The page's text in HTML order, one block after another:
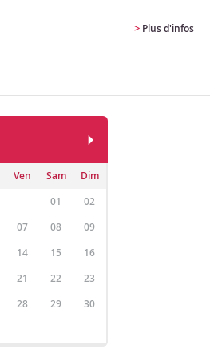
> Plus d'infos
Ven Sam
Dim
01
02
07 08
09
14 15
16
21 22
23
28 29
30